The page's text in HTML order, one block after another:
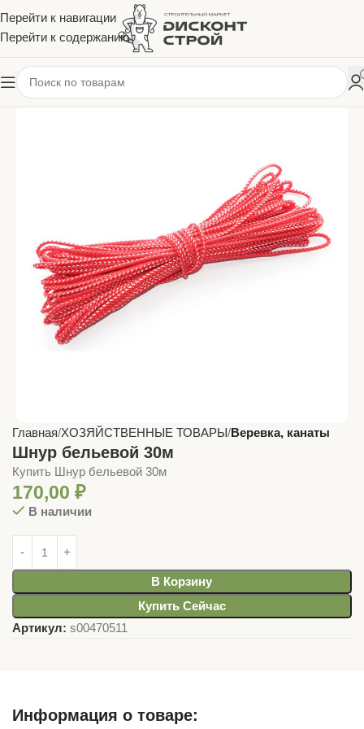
Перейти к навигации
Перейти к содержанию
Главная ХОЗЯЙСТВЕННЫЕ ТОВАРЫ Веревка, канаты
Шнур бельевой 30м
Купить Шнур бельевой 30м
170,00 ₽
В наличии
В Корзину
Купить Сейчас
Артикул: s00470511
Информация о товаре: